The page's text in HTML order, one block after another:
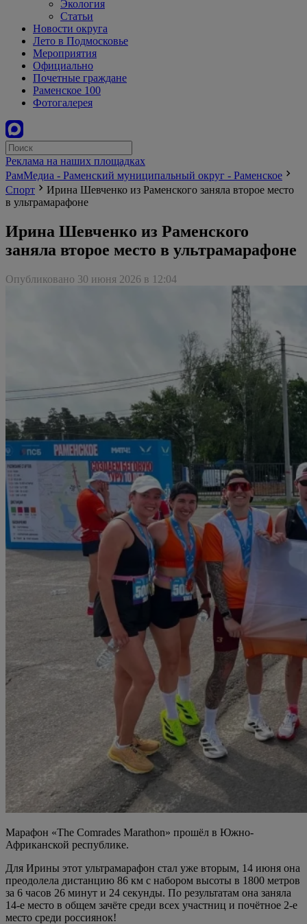
Экология
Статьи
Новости округа
Лето в Подмосковье
Мероприятия
Официально
Почетные граждане
Раменское 100
Фотогалерея
Реклама на наших площадках
РамМедиа - Раменский муниципальный округ - Раменское
Спорт
Ирина Шевченко из Раменского заняла второе место
в ультрамарафоне
Ирина Шевченко из Раменского
заняла второе место в ультрамарафоне
Опубликовано 30 июня 2026 в 12:04
Марафон «The Comrades Marathon» прошёл в Южно-
Африканской республике.
Для Ирины этот ультрамарафон стал уже вторым, 14 июня она
преодолела дистанцию 86 км с набором высоты в 1800 метров
за 6 часов 26 минут и 24 секунды. По результатам она заняла
14-е место в общем зачёте среди всех участниц и почётное 2-е
место среди россиянок!